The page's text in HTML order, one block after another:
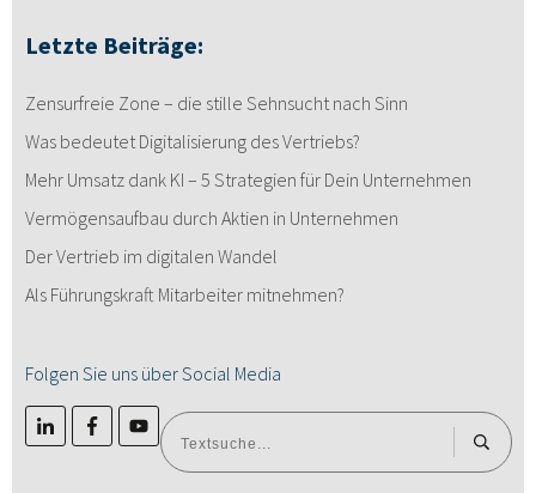
Letzte Beiträge:
Zensurfreie Zone – die stille Sehnsucht nach Sinn
Was bedeutet Digitalisierung des Vertriebs?
Mehr Umsatz dank KI – 5 Strategien für Dein Unternehmen
Vermögensaufbau durch Aktien in Unternehmen
Der Vertrieb im digitalen Wandel
Als Führungskraft Mitarbeiter mitnehmen?
Folgen Sie uns über Social Media